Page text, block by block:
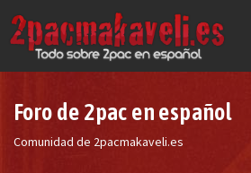
Foro de 2pac en español
Comunidad de 2pacmakaveli.es